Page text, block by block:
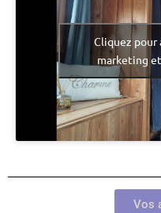
Cliquez pour
marketing
Vos